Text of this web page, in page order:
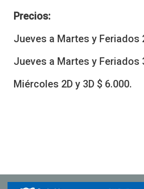
Precios:
Jueves a Martes y Feriados
Jueves a Martes y Feriados
Miércoles 2D y 3D $ 6.000.